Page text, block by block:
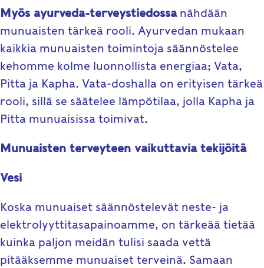
Myös ayurveda-terveystiedossanähdään
munuaisten tärkeä rooli. Ayurvedan mukaan
kaikkia munuaisten toimintoja säännöstelee
kehomme kolme luonnollista energiaa; Vata,
Pitta ja Kapha. Vata-doshalla on erityisen tärkeä
rooli, sillä se säätelee lämpötilaa, jolla Kapha ja
Pitta munuaisissa toimivat.
Munuaisten terveyteen vaikuttavia tekijöitä
Vesi
Koska munuaiset säännöstelevät neste- ja
elektrolyyttitasapainoamme, on tärkeää tietää
kuinka paljon meidän tulisi saada vettä
pitääksemme munuaiset terveinä. Samaan